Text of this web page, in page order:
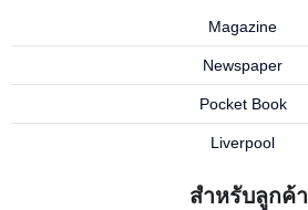
Magazine
Newspaper
Pocket Book
Liverpool
สำหรับลูกค้า